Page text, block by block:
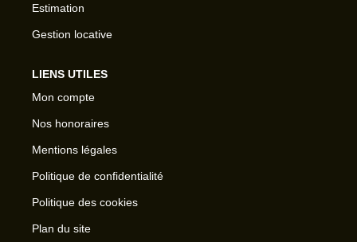
Estimation
Gestion locative
LIENS UTILES
Mon compte
Nos honoraires
Mentions légales
Politique de confidentialité
Politique des cookies
Plan du site